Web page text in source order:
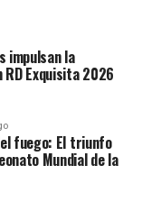
impulsan la
Exquisita 2026
fuego: El triunfo
Mundial de la